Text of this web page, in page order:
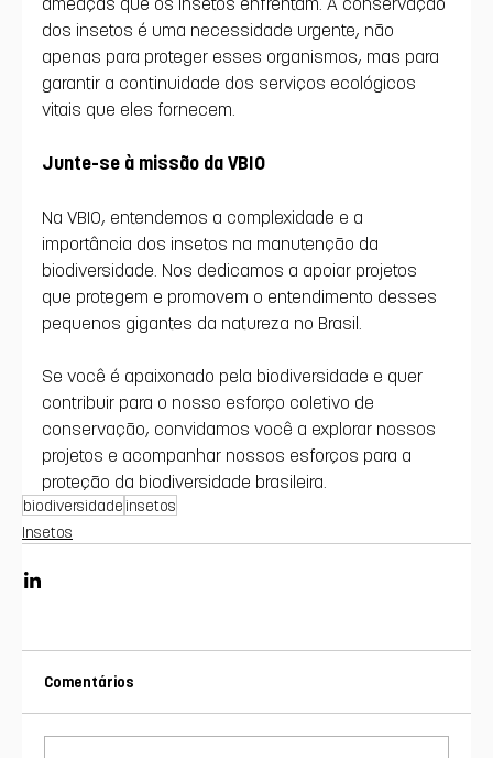
dos insetos é uma necessidade urgente, não
apenas para proteger esses organismos, mas para
garantir a continuidade dos serviços ecológicos
vitais que eles fornecem.
Junte-se à missão da VBIO
Na VBIO, entendemos a complexidade e a
importância dos insetos na manutenção da
biodiversidade. Nos dedicamos a apoiar projetos
que protegem e promovem o entendimento desses
pequenos gigantes da natureza no Brasil.
Se você é apaixonado pela biodiversidade e quer
contribuir para o nosso esforço coletivo de
conservação, convidamos você a explorar nossos
projetos e acompanhar nossos esforços para a
proteção da biodiversidade brasileira.
biodiversidadeinsetos
Insetos
Comentários